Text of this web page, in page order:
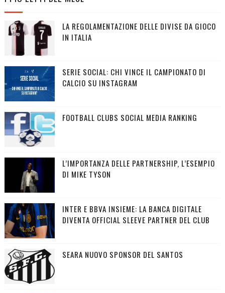
LA REGOLAMENTAZIONE DELLE DIVISE DA GIOCO
IN ITALIA
SERIE SOCIAL: CHI VINCE IL CAMPIONATO DI
CALCIO SU INSTAGRAM
FOOTBALL CLUBS SOCIAL MEDIA RANKING
L’IMPORTANZA DELLE PARTNERSHIP, L’ESEMPIO
DI MIKE TYSON
INTER E BBVA INSIEME: LA BANCA DIGITALE
DIVENTA OFFICIAL SLEEVE PARTNER DEL CLUB
SEARA NUOVO SPONSOR DEL SANTOS